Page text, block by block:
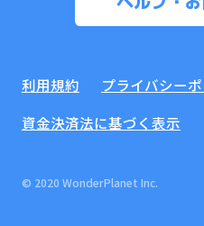
利用規約 プライバシー
資金決済法に基づく表示
© 2020 WonderPlanet Inc.